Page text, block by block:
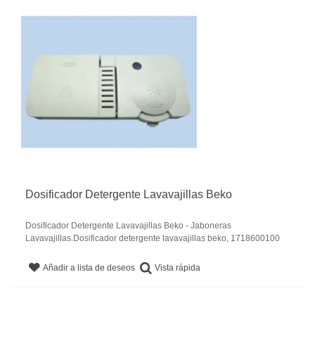
Dosificador Detergente Lavavajillas Beko
Dosificador Detergente Lavavajillas Beko - Jaboneras
Lavavajillas.Dosificador detergente lavavajillas beko, 1718600100
Añadir a lista de deseos Vista rápida